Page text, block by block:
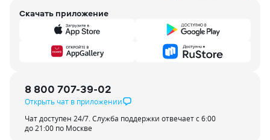
Скачать приложение
8 800 707-39-02
Открыть чат в приложении
Чат доступен 24/7. Служба поддержки отвечает с 6:00
до 21:00 по Москве